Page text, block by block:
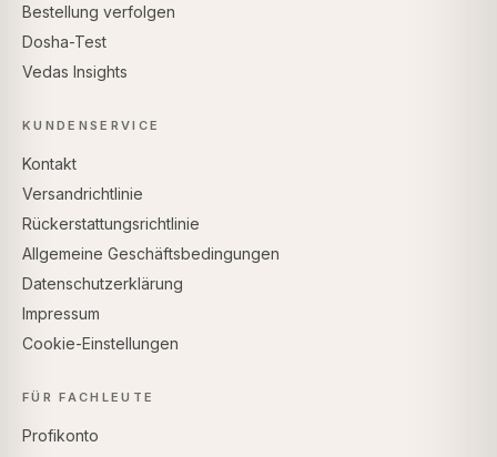
Bestellung verfolgen
Dosha-Test
Vedas Insights
KUNDENSERVICE
Kontakt
Versandrichtlinie
Rückerstattungsrichtlinie
Allgemeine Geschäftsbedingungen
Datenschutzerklärung
Impressum
Cookie-Einstellungen
FÜR FACHLEUTE
Profikonto